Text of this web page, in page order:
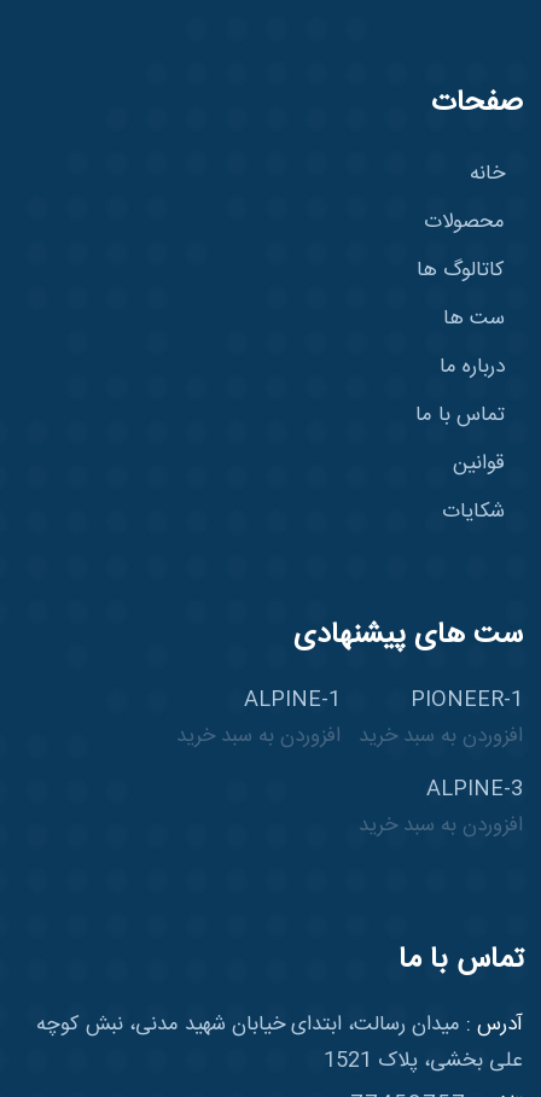
صفحات
خانه
محصولات
کاتالوگ ها
ست ها
درباره ما
تماس با ما
قوانین
شکایات
ست های پیشنهادی
PIONEER-1
افزوردن به سبد خرید
ALPINE-1
افزوردن به سبد خرید
ALPINE-3
افزوردن به سبد خرید
تماس با ما
آدرس : میدان رسالت، ابتدای خیابان شهید مدنی، نبش کوچه
علی بخشی، پلاک 1521